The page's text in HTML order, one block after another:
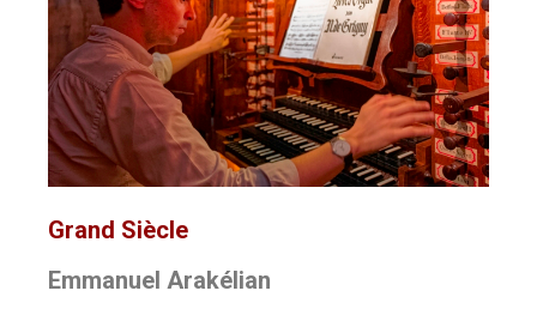
Grand Siècle
Emmanuel Arakélian